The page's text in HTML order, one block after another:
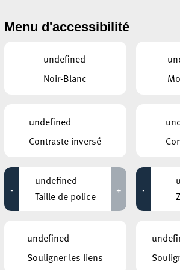
RÉCRÉATION MOBILITÉ
ÉVÉNEMENTS
26 SEPTEMBRE 2020
Devenez votre propre photo-
portraitiste
Jusqu'au 27 septembre
CENTRE SHOPPING BELVAL PLAZA
Imag(IN) Belval Plaz’ART
Jusqu'au 03 octobre
Menu d'accessibilité
undefined
Noir-Blanc
undefined
Contraste inversé
-
undefined
Taille de police
+ -
undefined
Souligner les liens